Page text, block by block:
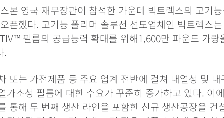
본 영국 재무장관이 참석한 가운데 빅트렉스의 고기
픈했다. 고기능 폴리머 솔루션 선도업체인 빅트렉스
필름의 공급능력 확대를 위해1,600만 파운드 가량
.
또는 가전제품 등 주요 업계 전반에 걸쳐 내열성 및
가소성 필름에 대한 수요가 꾸준히 증가하고 있다. 이
통해 두 번째 생산 라인을 포함한 신규 생산공장을 건